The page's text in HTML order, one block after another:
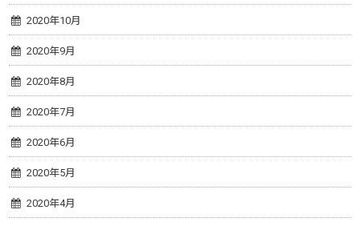
2020年10月
2020年9月
2020年8月
2020年7月
2020年6月
2020年5月
2020年4月